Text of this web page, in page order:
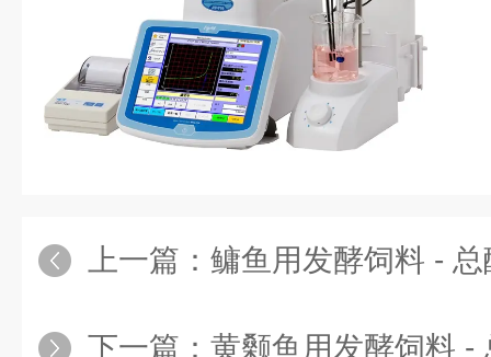
上一篇： 鳙鱼用发酵饲料 -
下一篇： 黄颡鱼用发酵饲料 -